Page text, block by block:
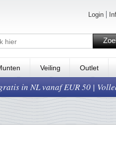
Login
Veiling Outlet
in NL vanaf EUR 50 |